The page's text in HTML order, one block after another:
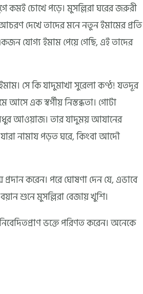
কমই চোখে পড়ে। মুসল্লিরা ঘরের জরুরী
দেখে তাদের মনে নতুন ইমামের প্রতি
যোগ্য ইমাম পেয়ে গেছি, এই তাদের
সে কি যাদুমাখা সুরেলা কণ্ঠ! যতদূর
আসে এক স্বর্গীয় নিস্তব্ধতা। গোটা
আওয়াজ। তার যাদুময় আযানের
যারা নামায পড়ত ঘরে, কিংবা আদৌ
করেন। পরে ঘোষণা দেন যে, এভাবে
শুনে মুসল্লিরা বেজায় খুশি।
ভক্তে পরিণত করেন। অনেকে